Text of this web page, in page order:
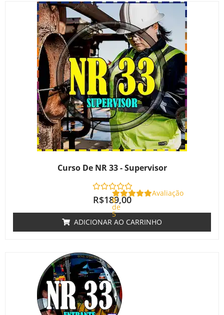
Curso De NR 33 - Supervisor
Avaliação
0
de
5
R$189,00
ADICIONAR AO CARRINHO